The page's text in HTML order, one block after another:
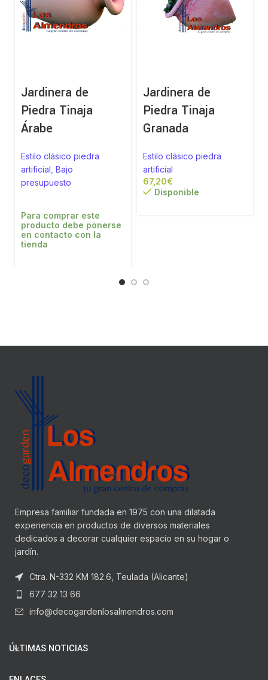
Jardinera de
Piedra Tinaja
Árabe
Estilo clásico piedra
artificial ,Bajo
presupuesto
Para comprar este
producto debe ponerse
en contacto con la
tienda
Jardinera de
Piedra Tinaja
Granada
Estilo clásico piedra
artificial
€
Disponible
Empresa familiar fundada en 1975 con una dilatada
experiencia en productos de diversos materiales
dedicados a decorar cualquier espacio en su hogar o
jardín.
Ctra. N-332 KM 182.6, Teulada (Alicante)
677 32 13 66
info@decogardenlosalmendros.com
ÚLTIMAS NOTICIAS